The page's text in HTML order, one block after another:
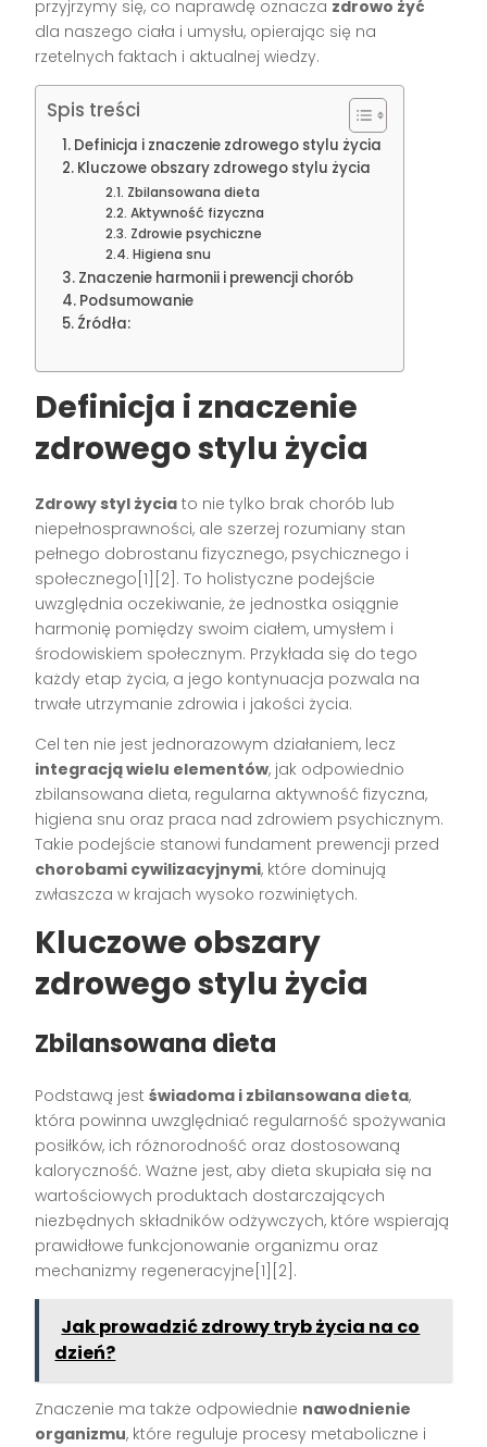
przyjrzymy się, co naprawdę oznacza zdrowo żyć
dla naszego ciała i umysłu, opierając się na
rzetelnych faktach i aktualnej wiedzy.
Spis treści
Definicja i znaczenie zdrowego stylu życia
Kluczowe obszary zdrowego stylu życia
Zbilansowana dieta
Aktywność fizyczna
Zdrowie psychiczne
Higiena snu
Znaczenie harmonii i prewencji chorób
Podsumowanie
Źródła:
Definicja i znaczenie
zdrowego stylu życia
Zdrowy styl życia to nie tylko brak chorób lub
niepełnosprawności, ale szerzej rozumiany stan
pełnego dobrostanu fizycznego, psychicznego i
społecznego[1][2]. To holistyczne podejście
uwzględnia oczekiwanie, że jednostka osiągnie
harmonię pomiędzy swoim ciałem, umysłem i
środowiskiem społecznym. Przykłada się do tego
każdy etap życia, a jego kontynuacja pozwala na
trwałe utrzymanie zdrowia i jakości życia.
Cel ten nie jest jednorazowym działaniem, lecz
integracją wielu elementów, jak odpowiednio
zbilansowana dieta, regularna aktywność fizyczna,
higiena snu oraz praca nad zdrowiem psychicznym.
Takie podejście stanowi fundament prewencji przed
chorobami cywilizacyjnymi, które dominują
zwłaszcza w krajach wysoko rozwiniętych.
Kluczowe obszary
zdrowego stylu życia
Zbilansowana dieta
Podstawą jestświadoma i zbilansowana dieta,
która powinna uwzględniać regularność spożywania
posiłków, ich różnorodność oraz dostosowaną
kaloryczność. Ważne jest, aby dieta skupiała się na
wartościowych produktach dostarczających
niezbędnych składników odżywczych, które wspierają
prawidłowe funkcjonowanie organizmu oraz
mechanizmy regeneracyjne[1][2].
Jak prowadzić zdrowy tryb życia na co
dzień?
Znaczenie ma także odpowiednie nawodnienie
organizmu, które reguluje procesy metaboliczne i